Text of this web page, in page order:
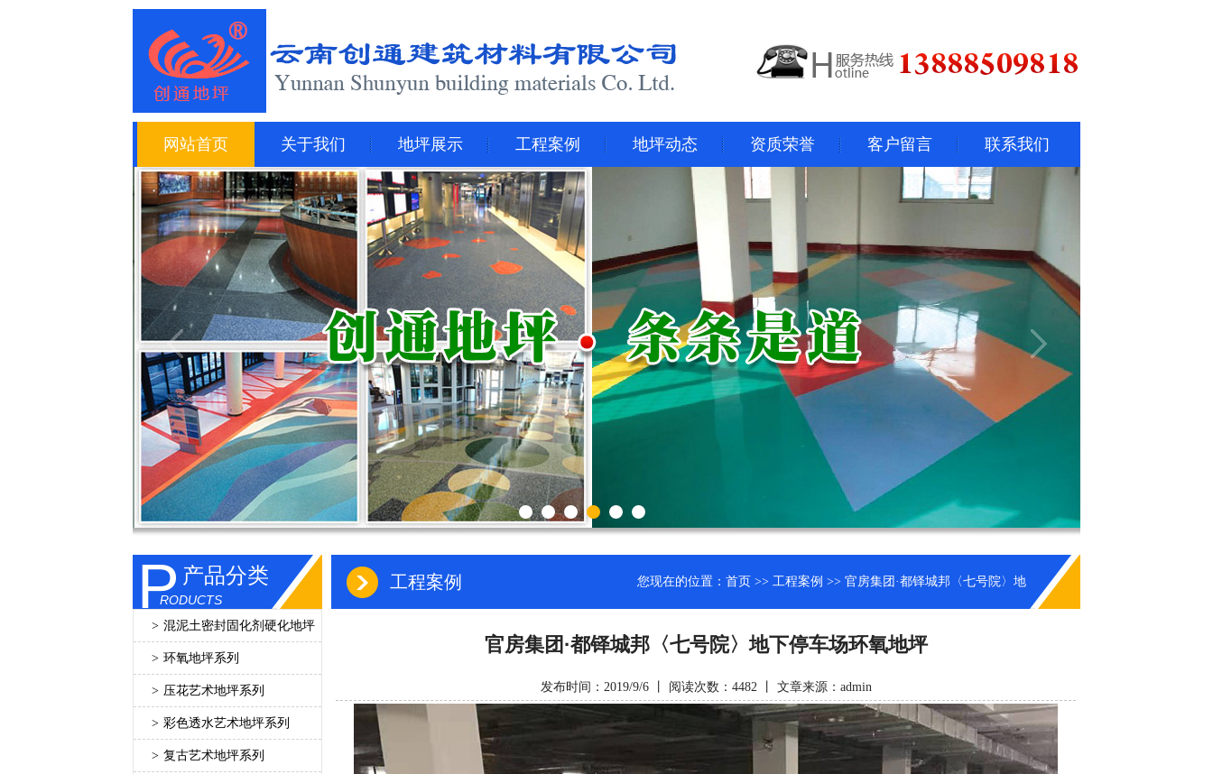
网站首页 关于我们 地坪展示 工程案例 地坪动态 资质荣誉 客户留言 联系我们
P产品分类
RODUCTS
> 混泥土密封固化剂硬化地坪
> 环氧地坪系列
> 压花艺术地坪系列
> 彩色透水艺术地坪系列
> 复古艺术地坪系列
您现在的位置： 首页 >> 工程案例 >> 官房集团·都铎城邦〈七号院〉地
工程案例
官房集团·都铎城邦〈七号院〉地下停车场环氧地坪
发布时间：2019/9/6 丨 阅读次数：4482 丨 文章来源：admin